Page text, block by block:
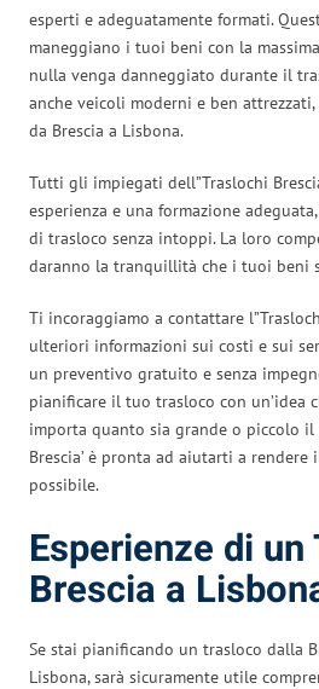
esperti e adeguatamente formati.
maneggiano i tuoi beni con la
nulla venga danneggiato durante il
anche veicoli moderni e ben
da Brescia a Lisbona.
Tutti gli impiegati dell”Traslochi
esperienza e una formazione
di trasloco senza intoppi. La loro
daranno la tranquillità che i tuoi beni
Ti incoraggiamo a contattare
ulteriori informazioni sui costi e sui
un preventivo gratuito e senza
pianificare il tuo trasloco con un’idea
importa quanto sia grande o piccolo il
Brescia’ è pronta ad aiutarti a
possibile.
Esperienze di
Brescia a
Se stai pianificando un trasloco dalla
Lisbona, sarà sicuramente utile